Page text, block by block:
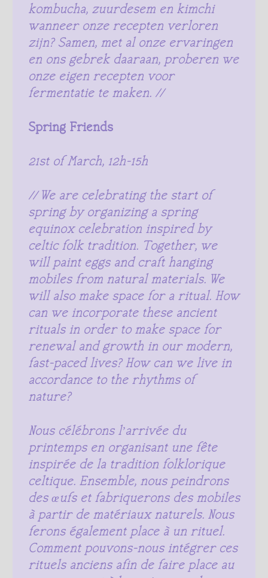
kombucha, zuurdesem en kimchi
wanneer onze recepten verloren
zijn? Samen, met al onze ervaringen
en ons gebrek daaraan, proberen we
onze eigen recepten voor
fermentatie te maken. //
Spring Friends
21st of March, 12h-15h
// We are celebrating the start of
spring by organizing a spring
equinox celebration inspired by
celtic folk tradition. Together, we
will paint eggs and craft hanging
mobiles from natural materials. We
will also make space for a ritual. How
can we incorporate these ancient
rituals in order to make space for
renewal and growth in our modern,
fast-paced lives? How can we live in
accordance to the rhythms of
nature?
Nous célébrons l’arrivée du
printemps en organisant une fête
inspirée de la tradition folklorique
celtique. Ensemble, nous peindrons
des œufs et fabriquerons des mobiles
à partir de matériaux naturels. Nous
ferons également place à un rituel.
Comment pouvons-nous intégrer ces
rituels anciens afin de faire place au